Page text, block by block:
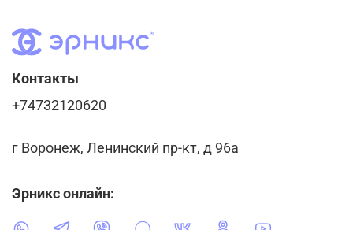
Контакты
+74732120620
г Воронеж, Ленинский пр-кт, д 96а
Эрникс онлайн: